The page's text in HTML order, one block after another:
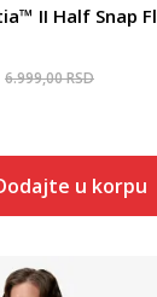
6.999,00RSD
u korpu